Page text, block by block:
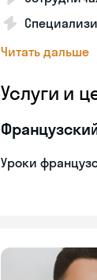
Читать дальше
Услуги и
Уроки